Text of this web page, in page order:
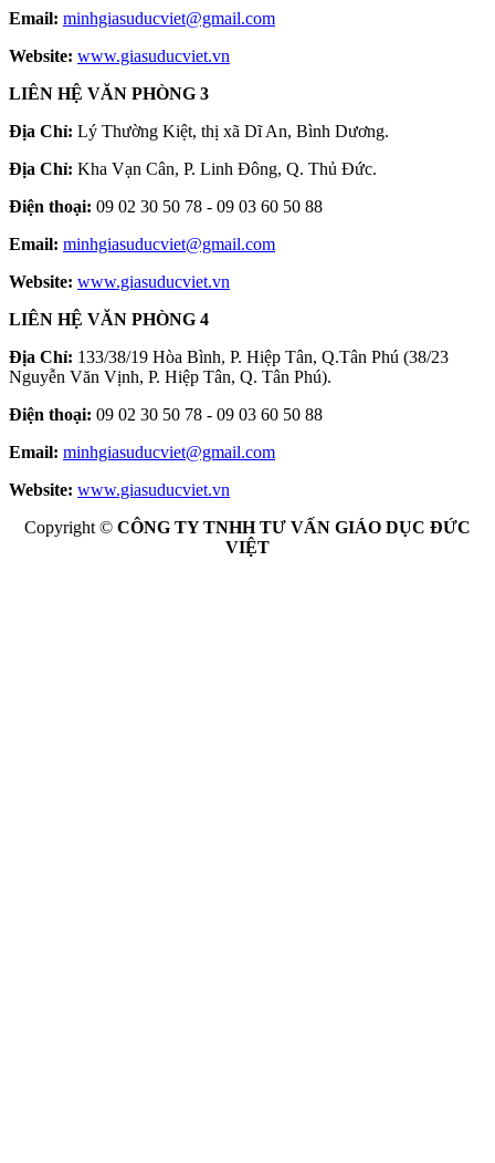
Email: minhgiasuducviet@gmail.com
Website: www.giasuducviet.vn
LIÊN HỆ VĂN PHÒNG 3
Địa Chỉ: Lý Thường Kiệt, thị xã Dĩ An, Bình Dương.
Địa Chỉ: Kha Vạn Cân, P. Linh Đông, Q. Thủ Đức.
Điện thoại: 09 02 30 50 78 - 09 03 60 50 88
Email: minhgiasuducviet@gmail.com
Website: www.giasuducviet.vn
LIÊN HỆ VĂN PHÒNG 4
Địa Chỉ: 133/38/19 Hòa Bình, P. Hiệp Tân, Q.Tân Phú (38/23
Nguyễn Văn Vịnh, P. Hiệp Tân, Q. Tân Phú).
Điện thoại: 09 02 30 50 78 - 09 03 60 50 88
Email: minhgiasuducviet@gmail.com
Website: www.giasuducviet.vn
Copyright © CÔNG TY TNHH TƯ VẤN GIÁO DỤC ĐỨC
VIỆT